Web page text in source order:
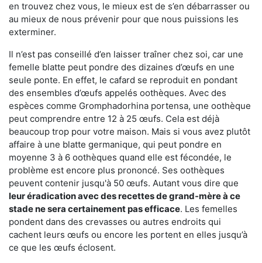
en trouvez chez vous, le mieux est de s’en débarrasser ou
au mieux de nous prévenir pour que nous puissions les
exterminer.
Il n’est pas conseillé d’en laisser traîner chez soi, car une
femelle blatte peut pondre des dizaines d’œufs en une
seule ponte. En effet, le cafard se reproduit en pondant
des ensembles d’œufs appelés oothèques. Avec des
espèces comme Gromphadorhina portensa, une oothèque
peut comprendre entre 12 à 25 œufs. Cela est déjà
beaucoup trop pour votre maison. Mais si vous avez plutôt
affaire à une blatte germanique, qui peut pondre en
moyenne 3 à 6 oothèques quand elle est fécondée, le
problème est encore plus prononcé. Ses oothèques
peuvent contenir jusqu'à 50 œufs. Autant vous dire que
leur éradication avec des recettes de grand-mère à ce
stade ne sera certainement pas efficace. Les femelles
pondent dans des crevasses ou autres endroits qui
cachent leurs œufs ou encore les portent en elles jusqu’à
ce que les œufs éclosent.